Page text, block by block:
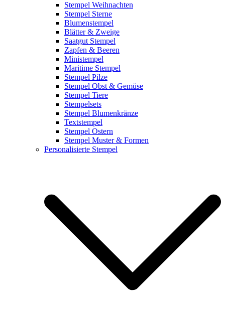
Stempel Weihnachten
Stempel Sterne
Blumenstempel
Blätter & Zweige
Saatgut Stempel
Zapfen & Beeren
Ministempel
Maritime Stempel
Stempel Pilze
Stempel Obst & Gemüse
Stempel Tiere
Stempelsets
Stempel Blumenkränze
Textstempel
Stempel Ostern
Stempel Muster & Formen
Personalisierte Stempel